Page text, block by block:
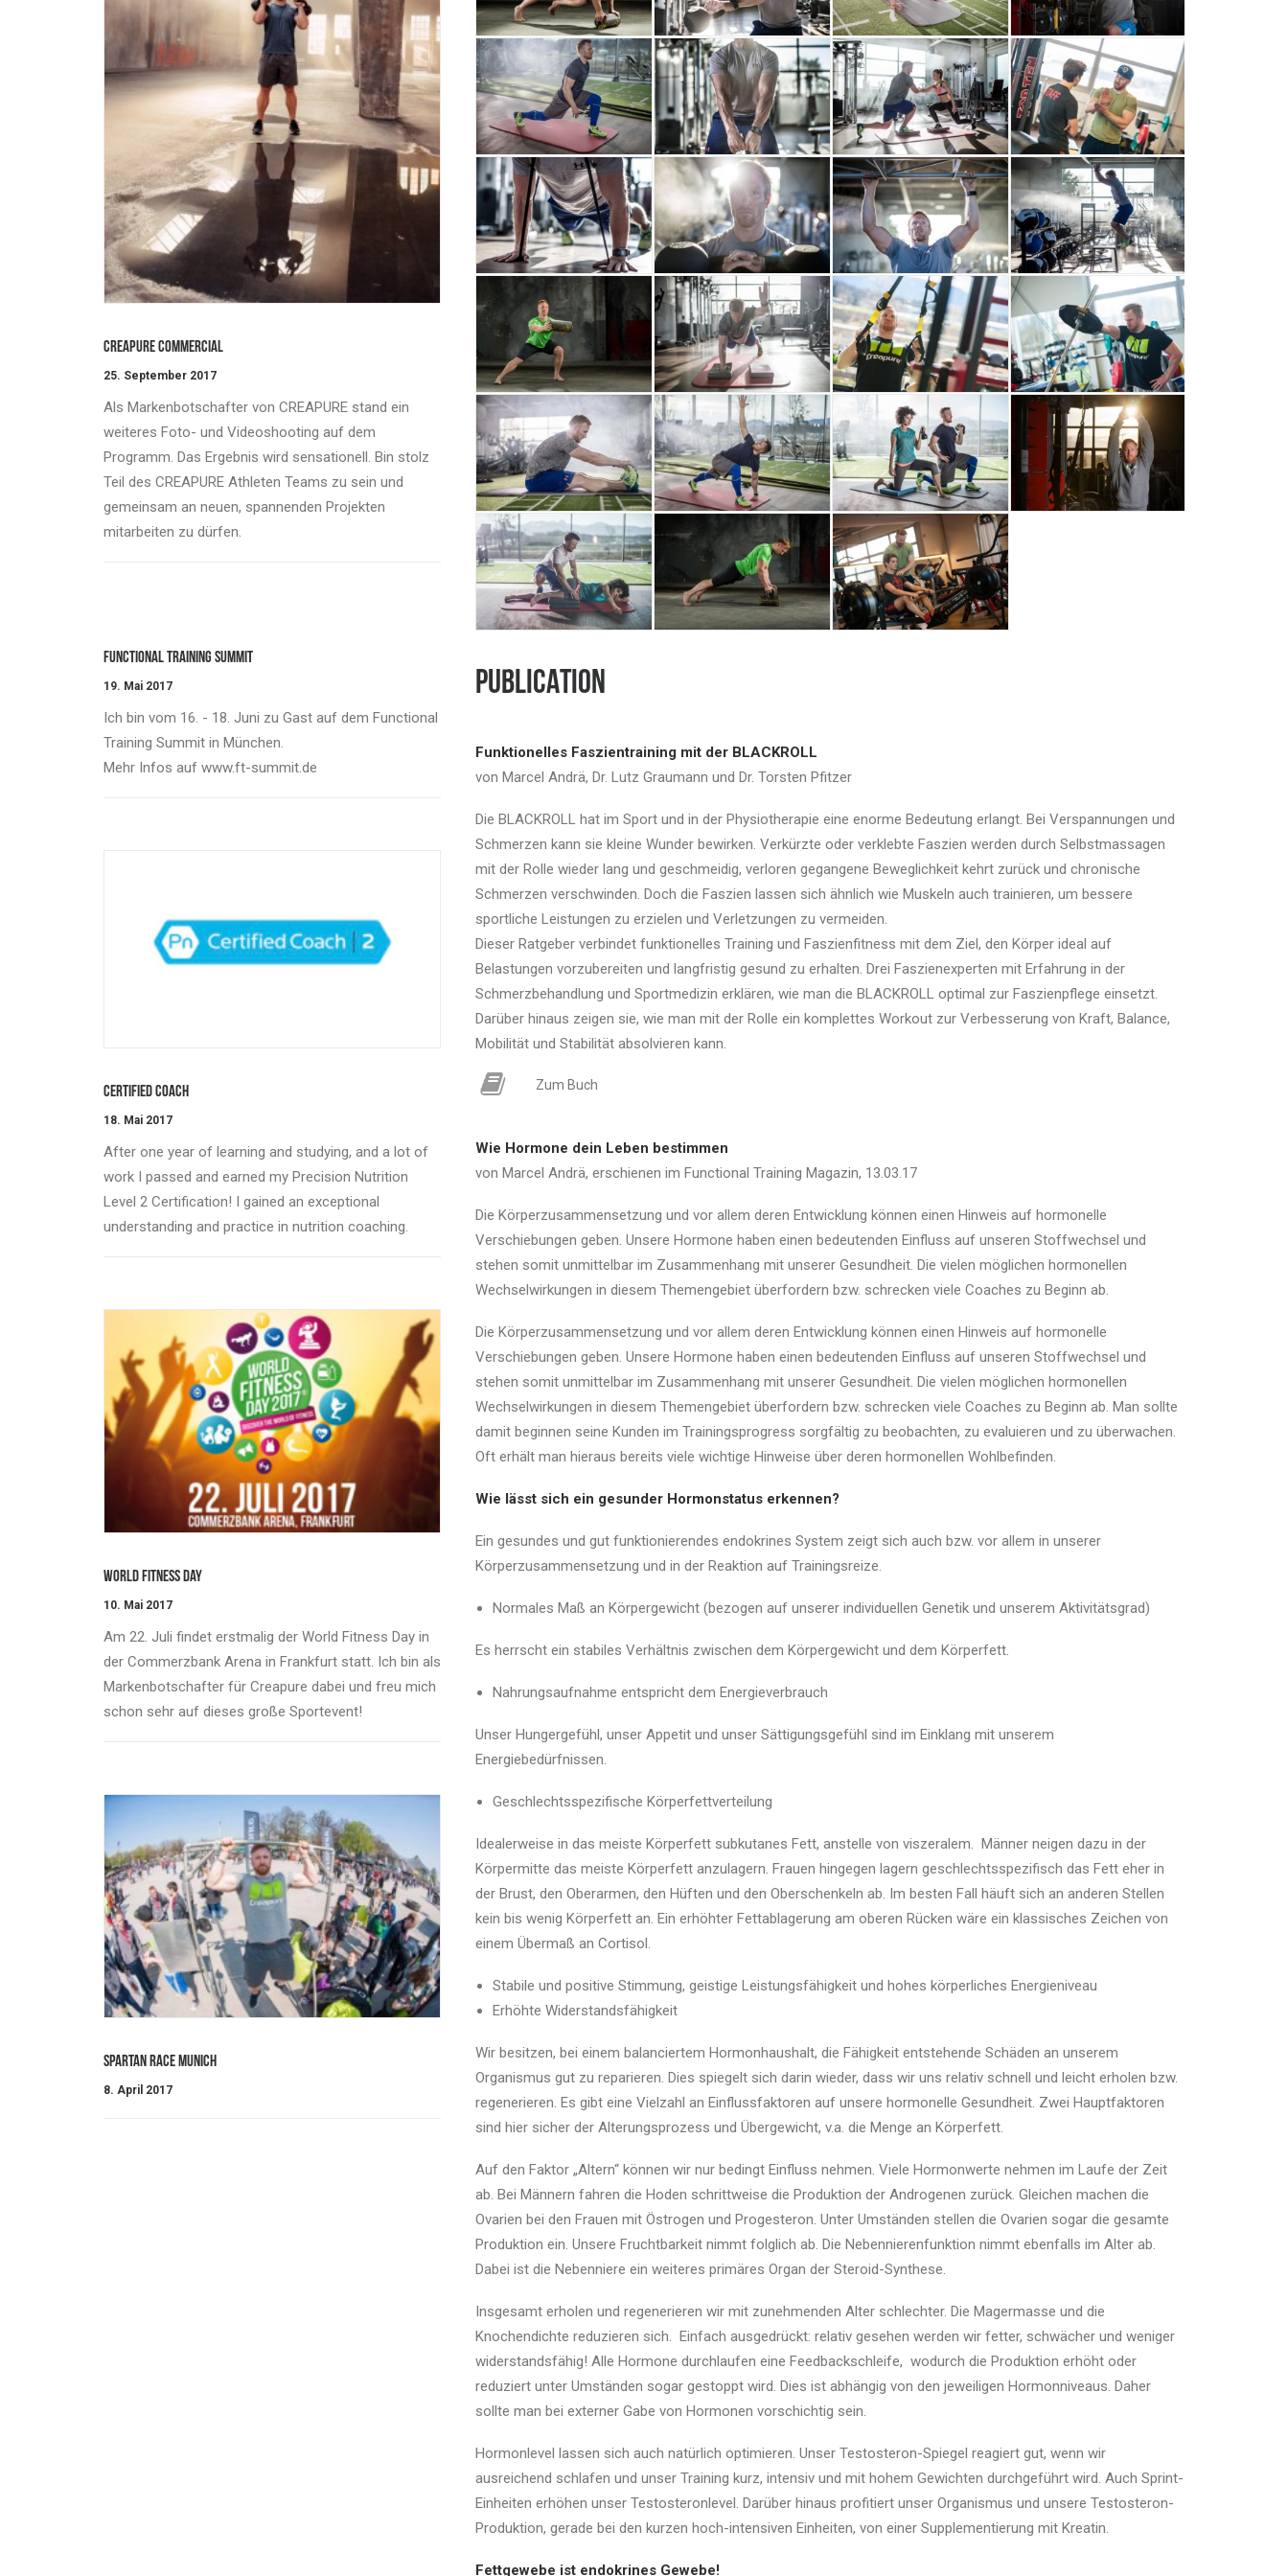
CREAPURE COMMERCIAL
25. September 2017
Als Markenbotschafter von CREAPURE stand ein
weiteres Foto- und Videoshooting auf dem
Programm. Das Ergebnis wird sensationell. Bin stolz
Teil des CREAPURE Athleten Teams zu sein und
gemeinsam an neuen, spannenden Projekten
mitarbeiten zu dürfen.
Functional Training Summit
19. Mai 2017
Ich bin vom 16. - 18. Juni zu Gast auf dem Functional
Training Summit in München.
Mehr Infos auf www.ft-summit.de
Certified Coach
18. Mai 2017
After one year of learning and studying, and a lot of
work I passed and earned my Precision Nutrition
Level 2 Certification! I gained an exceptional
understanding and practice in nutrition coaching.
World Fitness Day
10. Mai 2017
Am 22. Juli findet erstmalig der World Fitness Day in
der Commerzbank Arena in Frankfurt statt. Ich bin als
Markenbotschafter für Creapure dabei und freu mich
schon sehr auf dieses große Sportevent!
Spartan Race Munich
8. April 2017
PUBLICATION
Funktionelles Faszientraining mit der BLACKROLL
von Marcel Andrä, Dr. Lutz Graumann und Dr. Torsten Pfitzer
Die BLACKROLL hat im Sport und in der Physiotherapie eine enorme Bedeutung erlangt. Bei Verspannungen und
Schmerzen kann sie kleine Wunder bewirken. Verkürzte oder verklebte Faszien werden durch Selbstmassagen
mit der Rolle wieder lang und geschmeidig, verloren gegangene Beweglichkeit kehrt zurück und chronische
Schmerzen verschwinden. Doch die Faszien lassen sich ähnlich wie Muskeln auch trainieren, um bessere
sportliche Leistungen zu erzielen und Verletzungen zu vermeiden.
Dieser Ratgeber verbindet funktionelles Training und Faszienfitness mit dem Ziel, den Körper ideal auf
Belastungen vorzubereiten und langfristig gesund zu erhalten. Drei Faszienexperten mit Erfahrung in der
Schmerzbehandlung und Sportmedizin erklären, wie man die BLACKROLL optimal zur Faszienpflege einsetzt.
Darüber hinaus zeigen sie, wie man mit der Rolle ein komplettes Workout zur Verbesserung von Kraft, Balance,
Mobilität und Stabilität absolvieren kann.
Zum Buch
Wie Hormone dein Leben bestimmen
von Marcel Andrä, erschienen im Functional Training Magazin, 13.03.17
Die Körperzusammensetzung und vor allem deren Entwicklung können einen Hinweis auf hormonelle
Verschiebungen geben. Unsere Hormone haben einen bedeutenden Einfluss auf unseren Stoffwechsel und
stehen somit unmittelbar im Zusammenhang mit unserer Gesundheit. Die vielen möglichen hormonellen
Wechselwirkungen in diesem Themengebiet überfordern bzw. schrecken viele Coaches zu Beginn ab.
Die Körperzusammensetzung und vor allem deren Entwicklung können einen Hinweis auf hormonelle
Verschiebungen geben. Unsere Hormone haben einen bedeutenden Einfluss auf unseren Stoffwechsel und
stehen somit unmittelbar im Zusammenhang mit unserer Gesundheit. Die vielen möglichen hormonellen
Wechselwirkungen in diesem Themengebiet überfordern bzw. schrecken viele Coaches zu Beginn ab. Man sollte
damit beginnen seine Kunden im Trainingsprogress sorgfältig zu beobachten, zu evaluieren und zu überwachen.
Oft erhält man hieraus bereits viele wichtige Hinweise über deren hormonellen Wohlbefinden.
Wie lässt sich ein gesunder Hormonstatus erkennen?
Ein gesundes und gut funktionierendes endokrines System zeigt sich auch bzw. vor allem in unserer
Körperzusammensetzung und in der Reaktion auf Trainingsreize.
Normales Maß an Körpergewicht (bezogen auf unserer individuellen Genetik und unserem Aktivitätsgrad)
Es herrscht ein stabiles Verhältnis zwischen dem Körpergewicht und dem Körperfett.
Nahrungsaufnahme entspricht dem Energieverbrauch
Unser Hungergefühl, unser Appetit und unser Sättigungsgefühl sind im Einklang mit unserem
Energiebedürfnissen.
Geschlechtsspezifische Körperfettverteilung
Idealerweise in das meiste Körperfett subkutanes Fett, anstelle von viszeralem. Männer neigen dazu in der
Körpermitte das meiste Körperfett anzulagern. Frauen hingegen lagern geschlechtsspezifisch das Fett eher in
der Brust, den Oberarmen, den Hüften und den Oberschenkeln ab. Im besten Fall häuft sich an anderen Stellen
kein bis wenig Körperfett an. Ein erhöhter Fettablagerung am oberen Rücken wäre ein klassisches Zeichen von
einem Übermaß an Cortisol.
Stabile und positive Stimmung, geistige Leistungsfähigkeit und hohes körperliches Energieniveau
Erhöhte Widerstandsfähigkeit
Wir besitzen, bei einem balanciertem Hormonhaushalt, die Fähigkeit entstehende Schäden an unserem
Organismus gut zu reparieren. Dies spiegelt sich darin wieder, dass wir uns relativ schnell und leicht erholen bzw.
regenerieren. Es gibt eine Vielzahl an Einflussfaktoren auf unsere hormonelle Gesundheit. Zwei Hauptfaktoren
sind hier sicher der Alterungsprozess und Übergewicht, v.a. die Menge an Körperfett.
Auf den Faktor „Altern“ können wir nur bedingt Einfluss nehmen. Viele Hormonwerte nehmen im Laufe der Zeit
ab. Bei Männern fahren die Hoden schrittweise die Produktion der Androgenen zurück. Gleichen machen die
Ovarien bei den Frauen mit Östrogen und Progesteron. Unter Umständen stellen die Ovarien sogar die gesamte
Produktion ein. Unsere Fruchtbarkeit nimmt folglich ab. Die Nebennierenfunktion nimmt ebenfalls im Alter ab.
Dabei ist die Nebenniere ein weiteres primäres Organ der Steroid-Synthese.
Insgesamt erholen und regenerieren wir mit zunehmenden Alter schlechter. Die Magermasse und die
Knochendichte reduzieren sich. Einfach ausgedrückt: relativ gesehen werden wir fetter, schwächer und weniger
widerstandsfähig! Alle Hormone durchlaufen eine Feedbackschleife, wodurch die Produktion erhöht oder
reduziert unter Umständen sogar gestoppt wird. Dies ist abhängig von den jeweiligen Hormonniveaus. Daher
sollte man bei externer Gabe von Hormonen vorschichtig sein.
Hormonlevel lassen sich auch natürlich optimieren. Unser Testosteron-Spiegel reagiert gut, wenn wir
ausreichend schlafen und unser Training kurz, intensiv und mit hohem Gewichten durchgeführt wird. Auch Sprint-
Einheiten erhöhen unser Testosteronlevel. Darüber hinaus profitiert unser Organismus und unsere Testosteron-
Produktion, gerade bei den kurzen hoch-intensiven Einheiten, von einer Supplementierung mit Kreatin.
Fettgewebe ist endokrines Gewebe!